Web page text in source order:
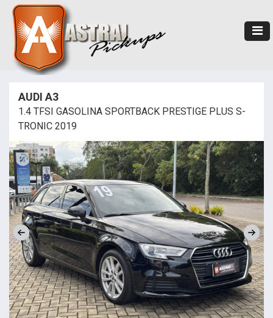
AUDI A3
1.4 TFSI GASOLINA SPORTBACK PRESTIGE PLUS S-
TRONIC 2019